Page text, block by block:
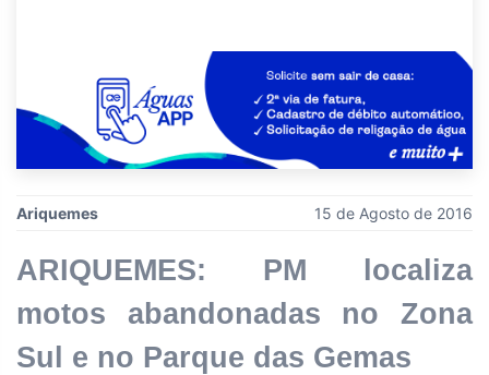
Ariquemes 15 de Agosto de 2016
ARIQUEMES: PM localiza
motos abandonadas no Zona
Sul e no Parque das Gemas